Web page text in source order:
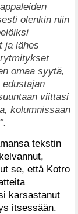
olenkin niin
ja lähes
omaa syytä,
viittasi
kolumnissaan
tekstin
se, että Kotro
karsastanut
itsessään.